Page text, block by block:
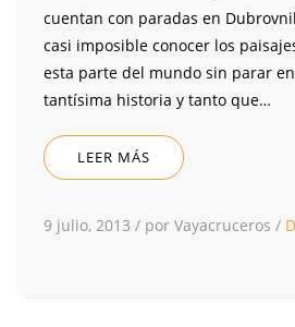
cuentan con paradas en
casi imposible conocer los
esta parte del mundo sin parar
tantísima historia y tanto que…
LEER MÁS
9 julio, 2013 / por Vayacruceros /